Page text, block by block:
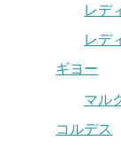
レデ
レデ
ギヨー
マル
コルデス